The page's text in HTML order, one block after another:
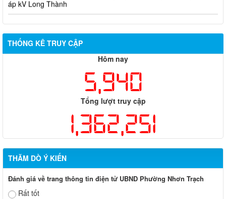
Biên bản về việc niêm yết phương án bồi thường, hỗ trợ, tái
định cư của các hộ dân có đất bị thu hồi thuộc dự án nâng cấp
đường 25B cũ đoạn từ Trung tâm huyện Nhơn Trạch ra Quốc lộ
51, huyện Long Thành và huyện Nhơn Trạch
THỐNG KÊ TRUY CẬP
Hôm nay
5,940
Tổng lượt truy cập
1,362,251
THĂM DÒ Ý KIẾN
Đánh giá về trang thông tin điện tử UBND Phường Nhơn Trạch
Rất tốt